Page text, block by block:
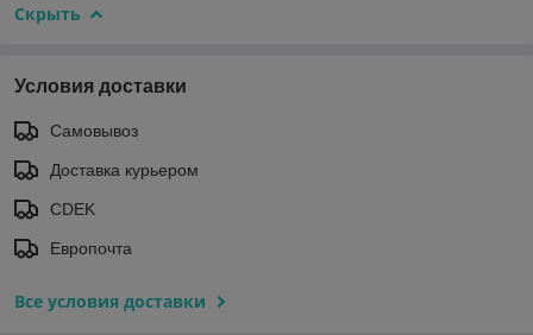
Скрыть
Условия доставки
Самовывоз
Доставка курьером
CDEK
Европочта
Все условия доставки